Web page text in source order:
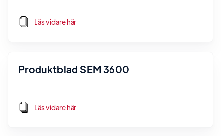
Läs vidare här
Produktblad SEM 3600
Läs vidare här